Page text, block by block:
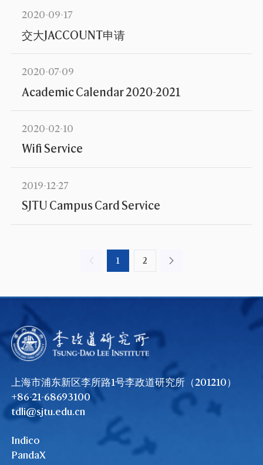
2020-09-17
交大JACCOUNT申请
2020-07-09
Academic Calendar 2020-2021
2020-02-10
Wifi Service
2019-12-27
SJTU Campus Card Service
1 2
上海市浦东新区李所路1号李政道研究所（201210）
+86-21-68693100
tdli@sjtu.edu.cn
Indico
PandaX